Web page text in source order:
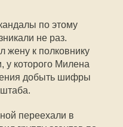
по этому
не раз.
жену к полковнику
у которого Милена
добыть шифры
переехали в